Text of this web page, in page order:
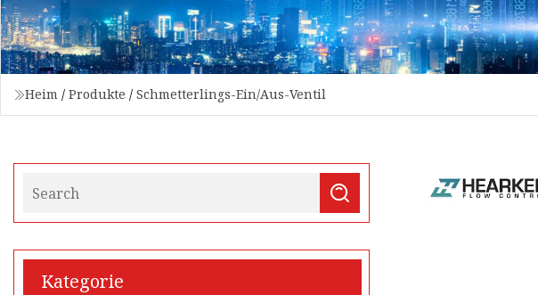
Heim / Produkte / Schmetterlings-Ein/Aus-Ventil
Kategorie